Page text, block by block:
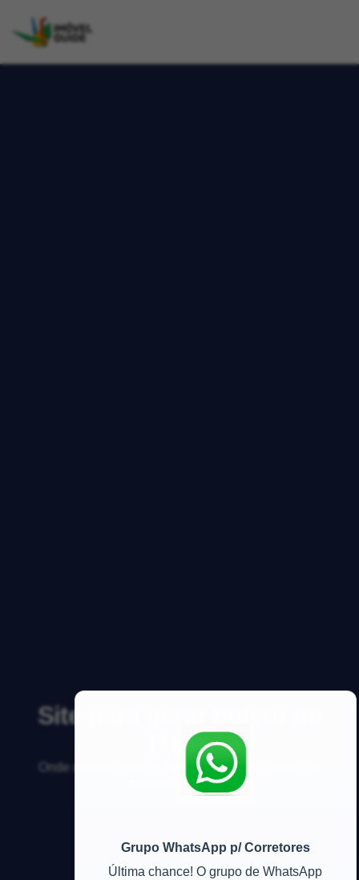
Grupo WhatsApp p/ Corretores
Última chance! O grupo de WhatsApp
Site para gerar boleto de
ITBI?
Onde consigo gerar o boleto de ITBI da cidade de
S&atilde;o Paulo?